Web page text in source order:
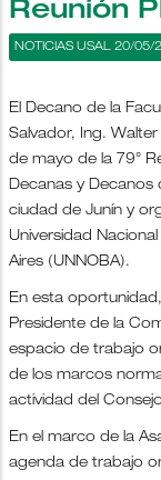
Reunión
NOTICIAS USAL 20/05/
El Decano de la
Salvador, Ing.
de mayo de la 79°
Decanas y Decanos
ciudad de Junín y
Universidad
Aires (UNNOBA).
En esta
Presidente de la
espacio de trabajo
de los marcos
actividad del
En el marco de la
agenda de trabajo